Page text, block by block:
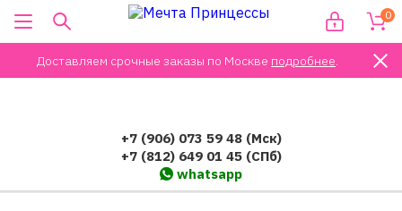
Доставляем срочные заказы по Москве подробнее.
0
+7 (906) 073 59 48 (Мск)
+7 (812) 649 01 45 (СПб)
whatsapp